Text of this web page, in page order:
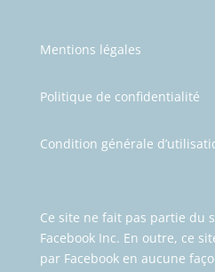
Mentions légales
Politique de confidentialité
Condition générale
Ce site ne fait pas partie du
Facebook Inc. En outre, ce
par Facebook en aucune